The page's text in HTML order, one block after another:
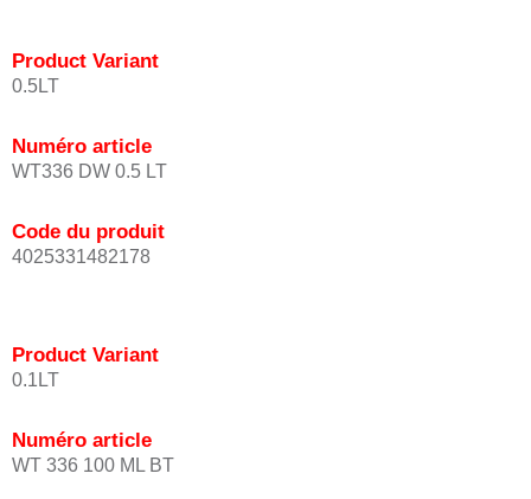
Product Variant
0.5LT
Numéro article
WT336 DW 0.5 LT
Code du produit
4025331482178
Product Variant
0.1LT
Numéro article
WT 336 100 ML BT